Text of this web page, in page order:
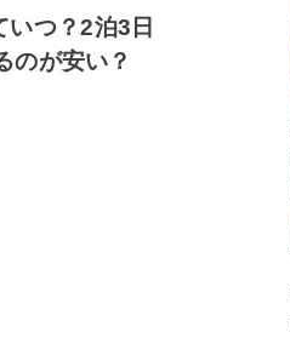
いつ？2泊3日
のが安い？